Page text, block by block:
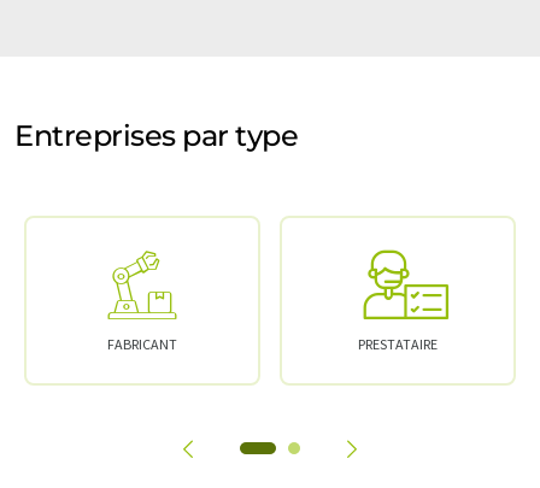
Entreprises par type
FABRICANT PRESTATAIRE